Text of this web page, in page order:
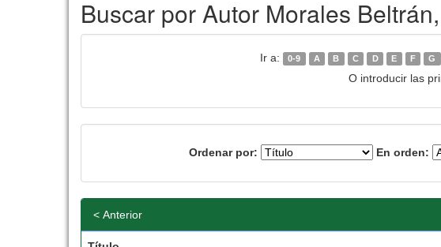
Buscar por Autor Morales
Ir a: 0-9 A B C D E F G
O introducir las
Ordenar por: En orden:
< Anterior